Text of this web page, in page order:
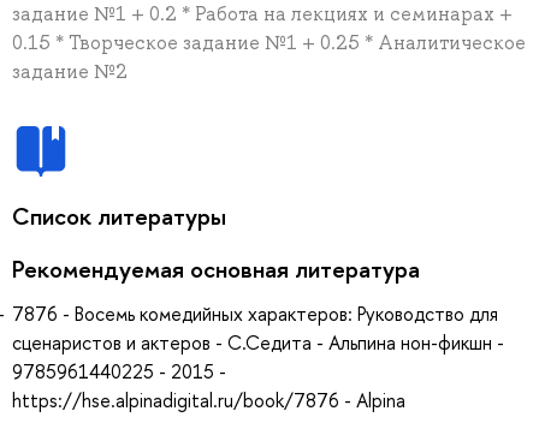
задание №1 + 0.2 * Работа на лекциях и семинарах +
0.15 * Творческое задание №1 + 0.25 * Аналитическое
задание №2
Список литературы
Рекомендуемая основная литература
7876 - Восемь комедийных характеров: Руководство для
сценаристов и актеров - С.Седита - Альпина нон-фикшн -
9785961440225 - 2015 -
https://hse.alpinadigital.ru/book/7876 - Alpina